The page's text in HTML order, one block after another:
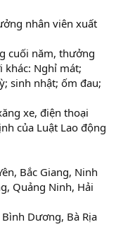
nhân viên xuất
cuối năm, thưởng
khác: Nghỉ mát;
sinh nhật; ốm đau;
xe, điện thoại
của Luật Lao động
Bắc Giang, Ninh
Quảng Ninh, Hải
Dương, Bà Rịa